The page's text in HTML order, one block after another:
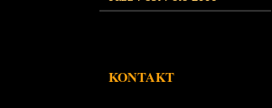
KONTAKT